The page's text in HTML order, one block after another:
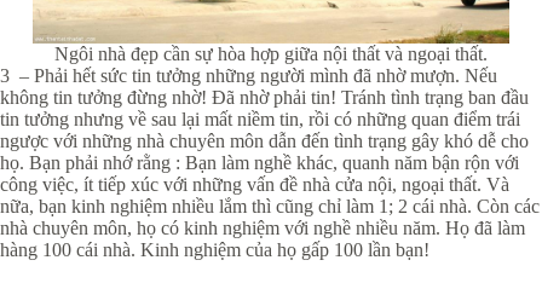
Ngôi nhà đẹp cần sự hòa hợp giữa nội thất và ngoại thất.
3 – Phải hết sức tin tưởng những người mình đã nhờ mượn. Nếu
không tin tưởng đừng nhờ! Đã nhờ phải tin! Tránh tình trạng ban đầu
tin tưởng nhưng về sau lại mất niềm tin, rồi có những quan điểm trái
ngược với những nhà chuyên môn dẫn đến tình trạng gây khó dễ cho
họ. Bạn phải nhớ rằng : Bạn làm nghề khác, quanh năm bận rộn với
công việc, ít tiếp xúc với những vấn đề nhà cửa nội, ngoại thất. Và
nữa, bạn kinh nghiệm nhiều lắm thì cũng chỉ làm 1; 2 cái nhà. Còn các
nhà chuyên môn, họ có kinh nghiệm với nghề nhiều năm. Họ đã làm
hàng 100 cái nhà. Kinh nghiệm của họ gấp 100 lần bạn!